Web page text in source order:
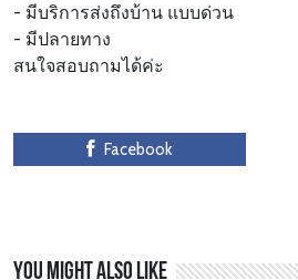
- มีบริการส่งถึงบ้าน แบบด่วน
- มีปลายทาง
สนใจสอบถามได้ค่ะ
Facebook
You might also like